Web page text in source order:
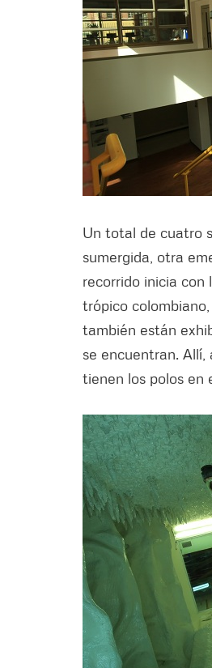
Un total de cuatro
sumergida, otra
recorrido inicia con
trópico
también están
se encuentran.
tienen los polos en